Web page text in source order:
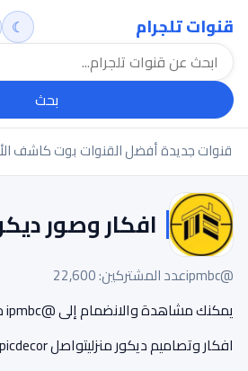
قنوات تلجرام
بحث
☾
قنوات جديدةأفضل القنواتبوت كاشف
افكار وصور
@ipmbc
عدد المشتركين: 22,600
يمكنك مشاهدة والانضمام إلى @ipmbc مباشرة.
افكار وتصاميم ديكور منزليتواصل https://t.me/picdecor